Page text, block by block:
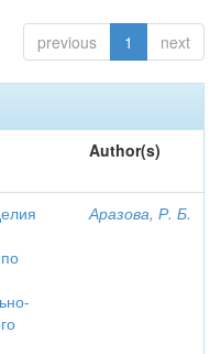
previous 1 next
Author(s)
Аразова, Р. Б.